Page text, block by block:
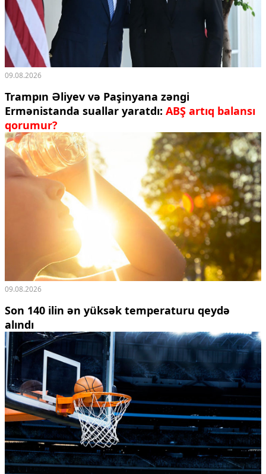
09.08.2026
Trampın Əliyev və Paşinyana zəngi
Ermənistanda suallar yaratdı: ABŞ artıq balansı
qorumur?
09.08.2026
Son 140 ilin ən yüksək temperaturu qeydə
alındı